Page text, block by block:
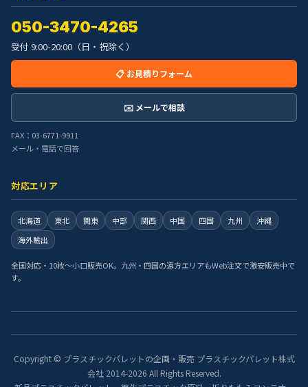
050-3470-4265
受付 9:00-20:00（日・祝除く）
📋 お見積りフォーム
✉️ メールで相談
FAX：03-6771-9911
メール・電話で回答
対応エリア
北海道 東北 関東 中部 関西 中国 四国 九州
沖縄
海外輸出
全国対応・10枚〜小口販売OK。九州・四国の遠方エリアもWeb注文で激安販売中で
す。
Copyright © プラスチックパレットの企画・販売 プラスチックパレット株式
会社 2014-2026 All Rights Reserved.